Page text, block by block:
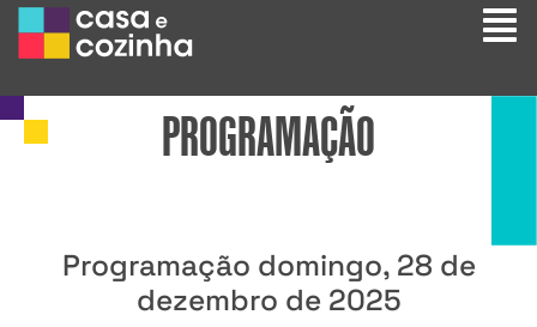
PROGRAMAÇÃO
Programação domingo, 28 de
dezembro de 2025